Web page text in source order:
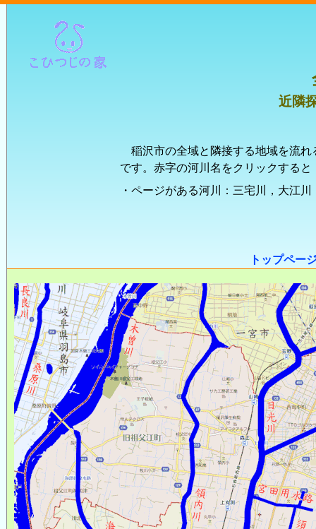
近隣
稲沢市の全域と隣接する地域を流れ
です。赤字の河川名をクリックする
・ページがある河川：三宅川，大江
トップペー